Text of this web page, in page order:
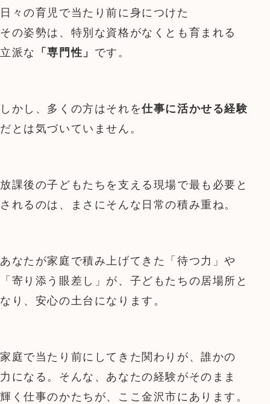
日々の育児で当たり前に身につけた
その姿勢は、特別な資格がなくとも育まれる
立派な 「専門性」 です。
しかし、多くの方はそれを仕事に活かせる経験
だとは気づいていません。
放課後の子どもたちを支える現場で最も必要と
されるのは、まさにそんな日常の積み重ね。
あなたが家庭で積み上げてきた「待つ力」や
「寄り添う眼差し」が、子どもたちの居場所と
なり、安心の土台になります。
家庭で当たり前にしてきた関わりが、誰かの
力になる。そんな、あなたの経験がそのまま
輝く仕事のかたちが、ここ金沢市にあります。